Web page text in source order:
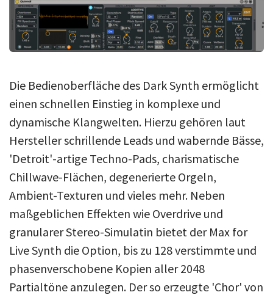
Die Bedienoberfläche des Dark Synth ermöglicht
einen schnellen Einstieg in komplexe und
dynamische Klangwelten. Hierzu gehören laut
Hersteller schrillende Leads und wabernde Bässe,
'Detroit'-artige Techno-Pads, charismatische
Chillwave-Flächen, degenerierte Orgeln,
Ambient-Texturen und vieles mehr. Neben
maßgeblichen Effekten wie Overdrive und
granularer Stereo-Simulatin bietet der Max for
Live Synth die Option, bis zu 128 verstimmte und
phasenverschobene Kopien aller 2048
Partialtöne anzulegen. Der so erzeugte 'Chor' von